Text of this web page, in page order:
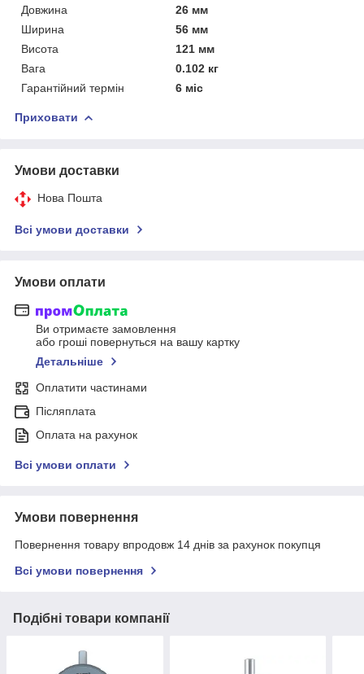
Довжина
26 мм
Ширина
56 мм
Висота
121 мм
Вага
0.102 кг
Гарантійний термін
6 міс
Приховати
Умови доставки
Нова Пошта
Всі умови доставки
Умови оплати
Ви отримаєте замовлення
або гроші повернуться на вашу картку
Детальніше
Оплатити частинами
Післяплата
Оплата на рахунок
Всі умови оплати
Умови повернення
Повернення товару впродовж 14 днів за рахунок покупця
Всі умови повернення
Подібні товари компанії